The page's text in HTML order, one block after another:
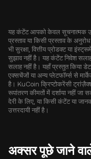
यह कंटेंट आपको केवल सूचनात्मक
प्रस्ताव या किसी प्रस्ताव के
भी सुरक्षा, वित्तीय प्रोडक्ट या
सुझाव नहीं है। यह कंटेंट निवेश
सलाह नहीं है। यहाँ प्रस्तुत किया
एक्सचेंजों या अन्य प्लेटफॉर्म्स से
है। KuCoin क्रिप्टोकरेंसी
रूपांतरण कीमतों में दर्शाया नहीं
देरी के लिए, या किसी कंटेंट या
उत्तरदायी नहीं है।
अक्सर पूछे जाने